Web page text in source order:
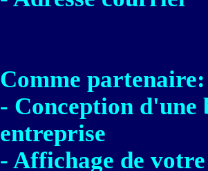
Comme partenaire:
- Conception d'une
entreprise
- Affichage de